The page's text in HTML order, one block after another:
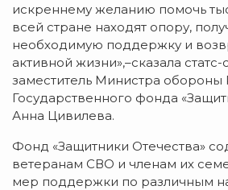
искреннему желанию помочь
всей стране находят опору,
необходимую поддержку и
активной жизни»,–сказала статс-
заместитель Министра
Государственного фонда
Анна Цивилева.
Фонд «Защитники Отечества»
ветеранам СВО и членам их
мер поддержки по различным